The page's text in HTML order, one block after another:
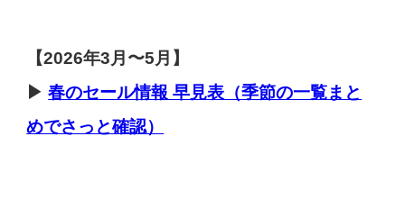
【2026年3月〜5月】
▶春のセール情報 早見表（季節の一覧まと
めでさっと確認）